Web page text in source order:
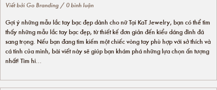
Viết bởi Go Branding / 0 bình luận
Gợi ý những mẫu lắc tay bạc đẹp dành cho nữ Tại KaT Jewelry, bạn có thể tìm
thấy những mẫu lắc tay bạc đẹp, từ thiết kế đơn giản đến kiểu dáng đính đá
sang trọng. Nếu bạn đang tìm kiếm một chiếc vòng tay phù hợp với sở thích và
cá tính của mình, bài viết này sẽ giúp bạn khám phá những lựa chọn ấn tượng
nhất! Tìm hi...